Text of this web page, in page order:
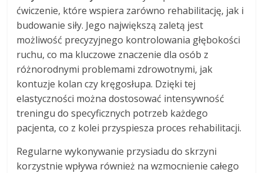
ćwiczenie, które wspiera zarówno rehabilitację, jak i
budowanie siły. Jego największą zaletą jest
możliwość precyzyjnego kontrolowania głębokości
ruchu, co ma kluczowe znaczenie dla osób z
różnorodnymi problemami zdrowotnymi, jak
kontuzje kolan czy kręgosłupa. Dzięki tej
elastyczności można dostosować intensywność
treningu do specyficznych potrzeb każdego
pacjenta, co z kolei przyspiesza proces rehabilitacji.
Regularne wykonywanie przysiadu do skrzyni
korzystnie wpływa również na wzmocnienie całego